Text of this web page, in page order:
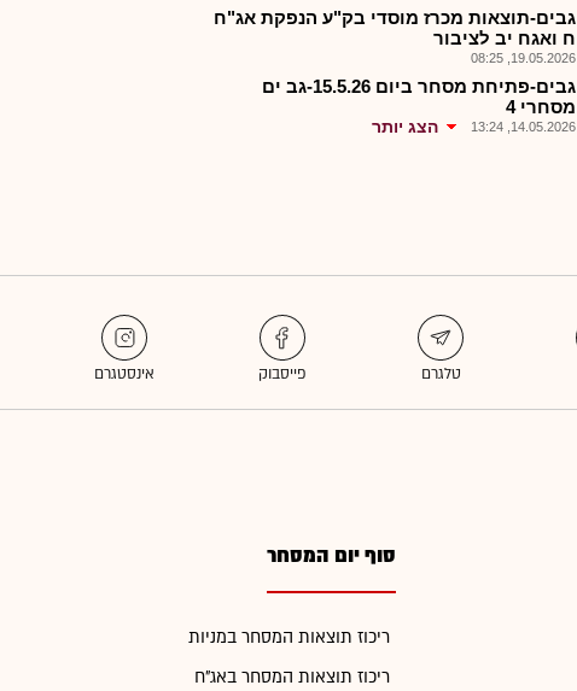
גבים-תוצאות מכרז מוסדי בק"ע הנפקת אג"ח
ח ואגח יב לציבור
19.05.2026, 08:25
גבים-פתיחת מסחר ביום 15.5.26-גב ים
מסחרי 4
14.05.2026, 13:24 הצג יותר
סוף יום המסחר
ריכוז תוצאות המסחר במניות
ריכוז תוצאות המסחר באג"ח